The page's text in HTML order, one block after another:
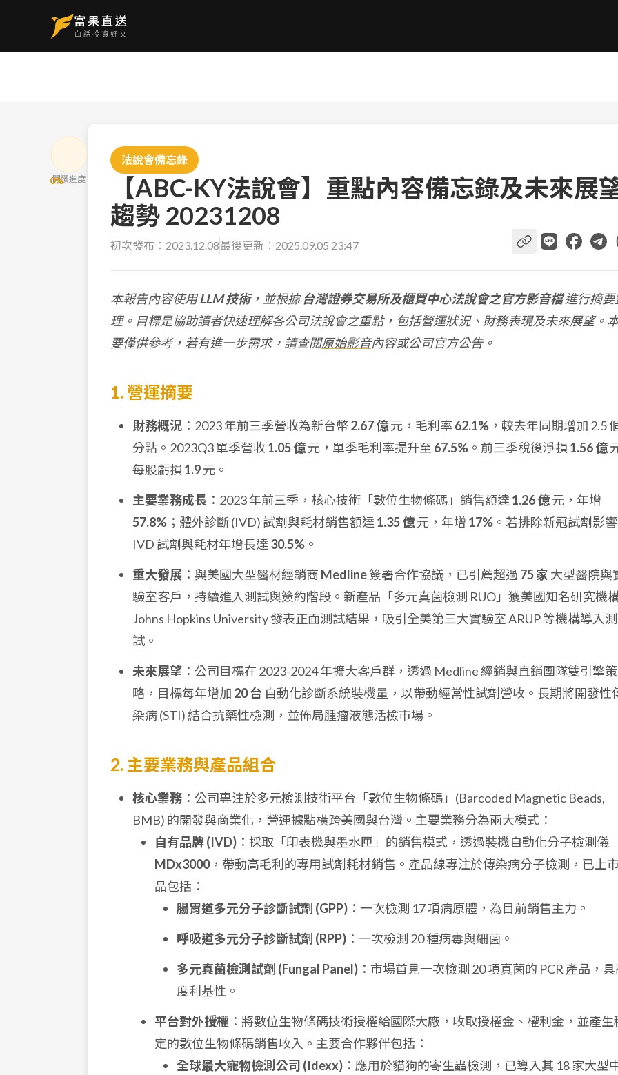
0%
閱讀進度
法說會備忘錄
【ABC-KY法說會】重點內容備忘錄及未來展
趨勢 20231208
初次發布： 2023.12.08最後更新： 2025.09.05 23:47
本報告內容使用LLM 技術，並根據台灣證券交易所及櫃買中心法說會之官方影音檔進行摘要
理。目標是協助讀者快速理解各公司法說會之重點，包括營運狀況、財務表現及未來展望。
要僅供參考，若有進一步需求，請查閱原始影音內容或公司官方公告。
1. 營運摘要
財務概況 ：2023 年前三季營收為新台幣2.67 億元，毛利率 62.1% ，較去年同期增加 2.5
分點。2023Q3 單季營收1.05 億元，單季毛利率提升至 67.5% 。前三季稅後淨損 1.56 億
每股虧損 1.9元。
主要業務成長 ：2023 年前三季，核心技術「數位生物條碼」銷售額達 1.26 億元，年增
57.8% ；體外診斷 (IVD) 試劑與耗材銷售額達 1.35 億元，年增 17% 。若排除新冠試劑影
IVD 試劑與耗材年增長達 30.5% 。
重大發展 ：與美國大型醫材經銷商 Medline簽署合作協議，已引薦超過 75 家 大型醫院與
驗室客戶，持續進入測試與簽約階段。新產品「多元真菌檢測 RUO」獲美國知名研究機
Johns Hopkins University 發表正面測試結果，吸引全美第三大實驗室 ARUP 等機構導入測
試。
未來展望 ：公司目標在 2023-2024 年擴大客戶群，透過 Medline 經銷與直銷團隊雙引擎策
略，目標每年增加 20 台 自動化診斷系統裝機量，以帶動經常性試劑營收。長期將開發性
染病 (STI) 結合抗藥性檢測，並佈局腫瘤液態活檢市場。
2. 主要業務與產品組合
核心業務 ：公司專注於多元檢測技術平台「數位生物條碼」(Barcoded Magnetic Beads,
BMB) 的開發與商業化，營運據點橫跨美國與台灣。主要業務分為兩大模式：
自有品牌 (IVD) ：採取「印表機與墨水匣」的銷售模式，透過裝機自動化分子檢測儀
MDx3000，帶動高毛利的專用試劑耗材銷售。產品線專注於傳染病分子檢測，已上
品包括：
腸胃道多元分子診斷試劑 (GPP) ：一次檢測 17 項病原體，為目前銷售主力。
呼吸道多元分子診斷試劑 (RPP) ：一次檢測 20 種病毒與細菌。
多元真菌檢測試劑 (Fungal Panel) ：市場首見一次檢測 20 項真菌的 PCR 產品，
度利基性。
平台對外授權 ：將數位生物條碼技術授權給國際大廠，收取授權金、權利金，並產生
定的數位生物條碼銷售收入。主要合作夥伴包括：
全球最大寵物檢測公司 (Idexx) ：應用於貓狗的寄生蟲檢測，已導入其 18 家大型